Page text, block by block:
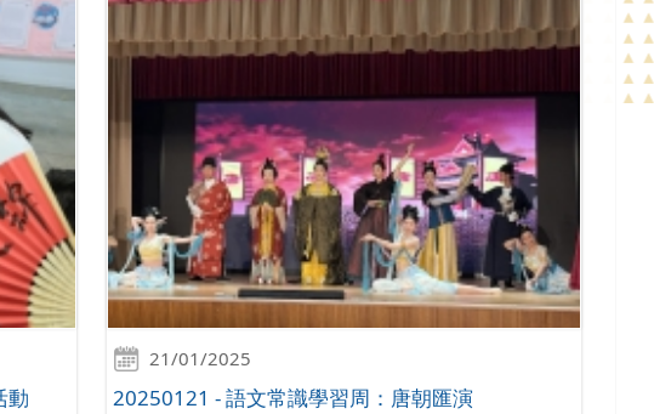
動
21/01/2025
20250121 - 語文常識學習周：唐朝匯演